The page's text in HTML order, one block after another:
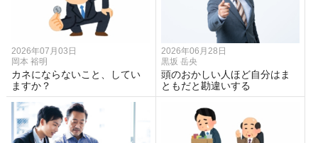
2026年07月03日
岡本 裕明
カネにならないこと、してい
ますか？
2026年06月28日
黒坂 岳央
頭のおかしい人ほど自分はま
ともだと勘違いする